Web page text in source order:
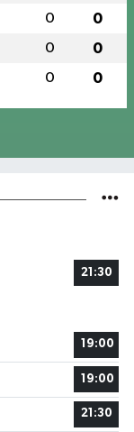
0 0
0 0
0 0
21:30
19:00
19:00
21:30